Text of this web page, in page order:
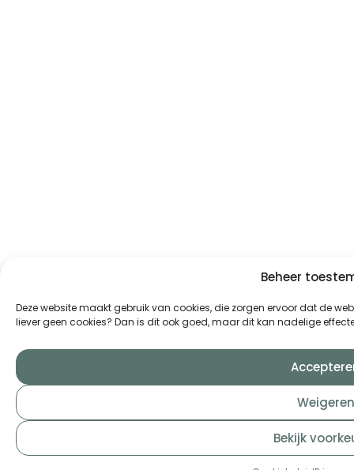
Beheer
Deze website maakt gebruik van cookies, die zorgen ervoor dat de
liever geen cookies? Dan is dit ook goed, maar dit kan nadelige
Weigeren
Bekijk